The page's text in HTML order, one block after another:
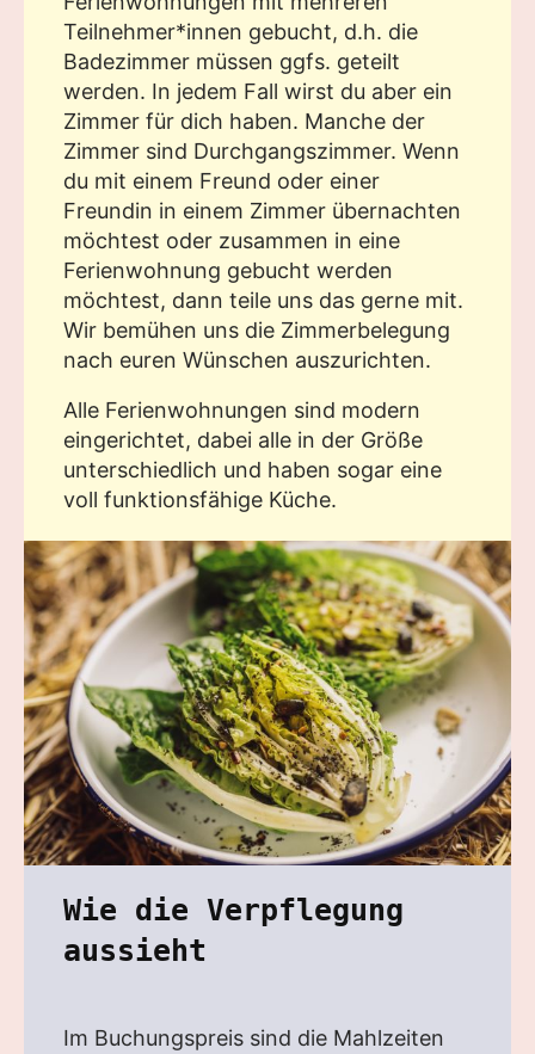
Teilnehmer*innen gebucht, d.h. die
Badezimmer müssen ggfs. geteilt
werden. In jedem Fall wirst du aber ein
Zimmer für dich haben. Manche der
Zimmer sind Durchgangszimmer. Wenn
du mit einem Freund oder einer
Freundin in einem Zimmer übernachten
möchtest oder zusammen in eine
Ferienwohnung gebucht werden
möchtest, dann teile uns das gerne mit.
Wir bemühen uns die Zimmerbelegung
nach euren Wünschen auszurichten.
Alle Ferienwohnungen sind modern
eingerichtet, dabei alle in der Größe
unterschiedlich und haben sogar eine
voll funktionsfähige Küche.
Wie die Verpflegung
aussieht
Im Buchungspreis sind die Mahlzeiten